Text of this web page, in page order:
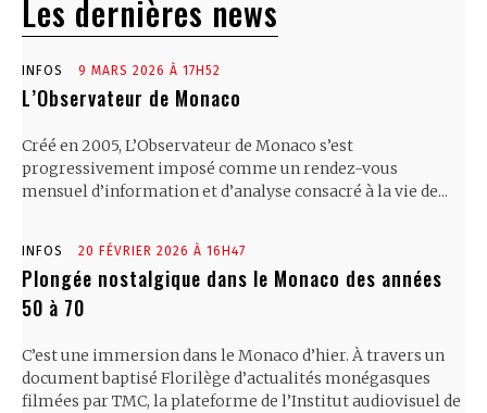
Les dernières news
INFOS 9 MARS 2026 À 17H52
L’Observateur de Monaco
Créé en 2005, L’Observateur de Monaco s’est
progressivement imposé comme un rendez-vous
mensuel d’information et d’analyse consacré à la vie de...
INFOS 20 FÉVRIER 2026 À 16H47
Plongée nostalgique dans le Monaco des années
50 à 70
C’est une immersion dans le Monaco d’hier. À travers un
document baptisé Florilège d’actualités monégasques
filmées par TMC, la plateforme de l’Institut audiovisuel de